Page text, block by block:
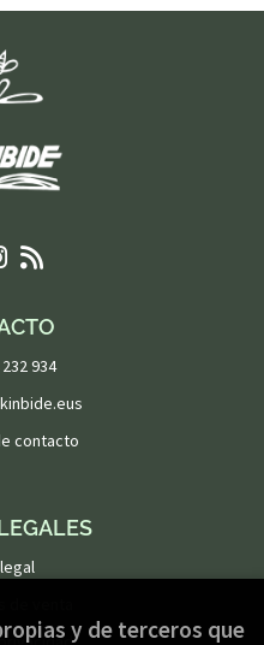
934
contacto
y de terceros que